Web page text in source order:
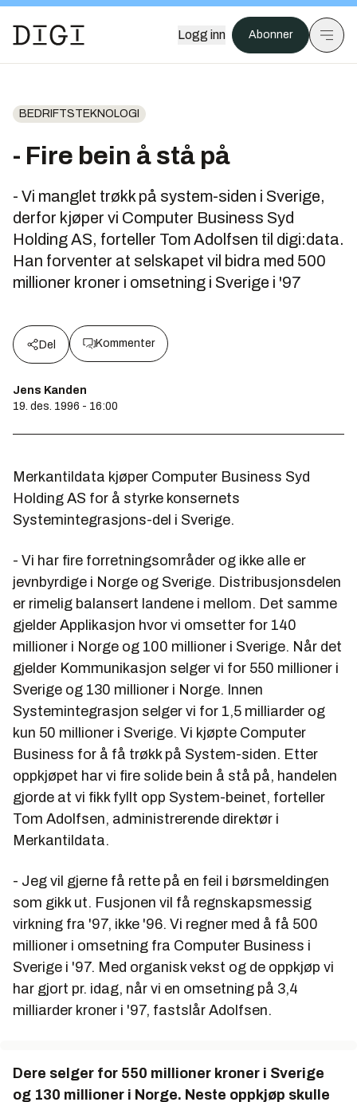
Logg inn Abonner
BEDRIFTSTEKNOLOGI
- Fire bein å stå på
- Vi manglet trøkk på system-siden i Sverige,
derfor kjøper vi Computer Business Syd
Holding AS, forteller Tom Adolfsen til digi:data.
Han forventer at selskapet vil bidra med 500
millioner kroner i omsetning i Sverige i '97
Del Kommenter
Jens Kanden
19. des. 1996 - 16:00
Merkantildata kjøper Computer Business Syd
Holding AS for å styrke konsernets
Systemintegrasjons-del i Sverige.
- Vi har fire forretningsområder og ikke alle er
jevnbyrdige i Norge og Sverige. Distribusjonsdelen
er rimelig balansert landene i mellom. Det samme
gjelder Applikasjon hvor vi omsetter for 140
millioner i Norge og 100 millioner i Sverige. Når det
gjelder Kommunikasjon selger vi for 550 millioner i
Sverige og 130 millioner i Norge. Innen
Systemintegrasjon selger vi for 1,5 milliarder og
kun 50 millioner i Sverige. Vi kjøpte Computer
Business for å få trøkk på System-siden. Etter
oppkjøpet har vi fire solide bein å stå på, handelen
gjorde at vi fikk fyllt opp System-beinet, forteller
Tom Adolfsen, administrerende direktør i
Merkantildata.
- Jeg vil gjerne få rette på en feil i børsmeldingen
som gikk ut. Fusjonen vil få regnskapsmessig
virkning fra '97, ikke '96. Vi regner med å få 500
millioner i omsetning fra Computer Business i
Sverige i '97. Med organisk vekst og de oppkjøp vi
har gjort pr. idag, når vi en omsetning på 3,4
milliarder kroner i '97, fastslår Adolfsen.
Dere selger for 550 millioner kroner i Sverige
og 130 millioner i Norge. Neste oppkjøp skulle